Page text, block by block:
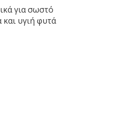
για σωστό
και υγιή φυτά